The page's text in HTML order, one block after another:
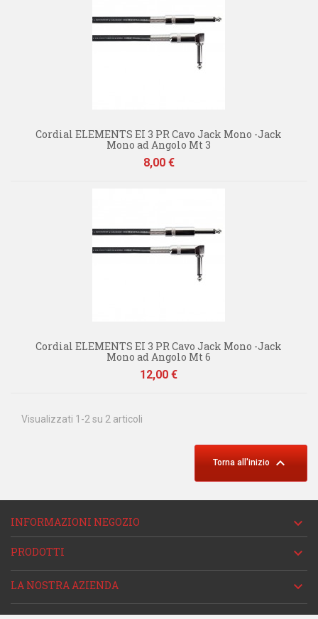
Cordial ELEMENTS EI 3 PR Cavo Jack Mono -Jack
Mono ad Angolo Mt 3
Prezzo
8,00 €
Cordial ELEMENTS EI 3 PR Cavo Jack Mono -Jack
Mono ad Angolo Mt 6
Prezzo
12,00 €
Visualizzati 1-2 su 2 articoli
Torna all'inizio 
INFORMAZIONI NEGOZIO 
PRODOTTI 
LA NOSTRA AZIENDA 